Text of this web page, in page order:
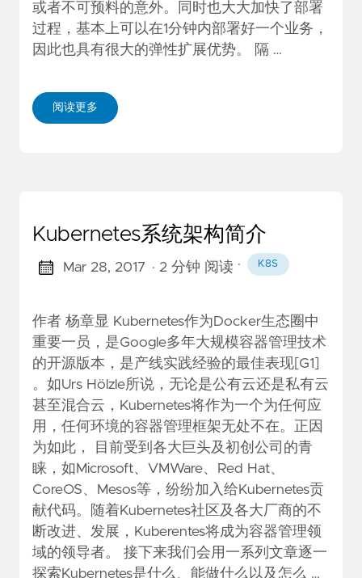
或者不可预料的意外。同时也大大加快了部署
过程，基本上可以在1分钟内部署好一个业务，
因此也具有很大的弹性扩展优势。 隔 …
阅读更多
Kubernetes系统架构简介
Mar 28, 2017 · 2 分钟 阅读 · K8S
作者 杨章显 Kubernetes作为Docker生态圈中
重要一员，是Google多年大规模容器管理技术
的开源版本，是产线实践经验的最佳表现[G1]
。如Urs Hölzle所说，无论是公有云还是私有云
甚至混合云，Kubernetes将作为一个为任何应
用，任何环境的容器管理框架无处不在。正因
为如此， 目前受到各大巨头及初创公司的青
睐，如Microsoft、VMWare、Red Hat、
CoreOS、Mesos等，纷纷加入给Kubernetes贡
献代码。随着Kubernetes社区及各大厂商的不
断改进、发展，Kuberentes将成为容器管理领
域的领导者。 接下来我们会用一系列文章逐一
探索Kubernetes是什么、能做什么以及怎么 …